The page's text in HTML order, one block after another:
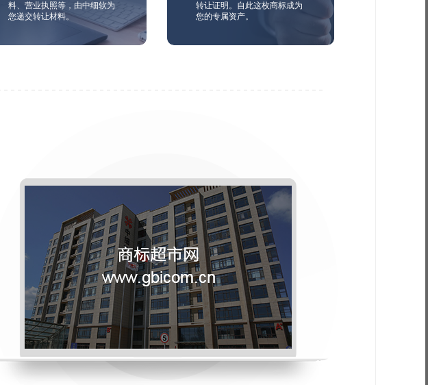
料、营业执照等，由中细软为
您递交转让材料。
转让证明。自此这枚商标成为
您的专属资产。